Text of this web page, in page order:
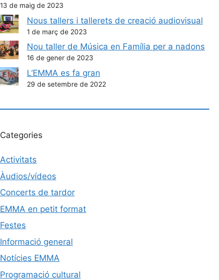
13 de maig de 2023
Nous tallers i tallerets de creació audiovisual
1 de març de 2023
Nou taller de Música en Família per a nadons
16 de gener de 2023
L’EMMA es fa gran
29 de setembre de 2022
Categories
Activitats
Àudios/vídeos
Concerts de tardor
EMMA en petit format
Festes
Informació general
Notícies EMMA
Programació cultural